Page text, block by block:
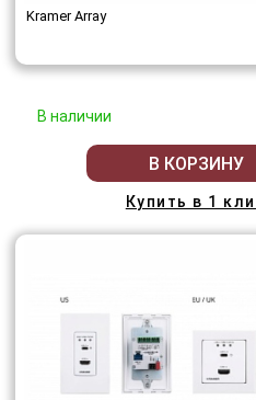
Kramer Array
В наличии
В КОРЗИНУ
Купить в 1